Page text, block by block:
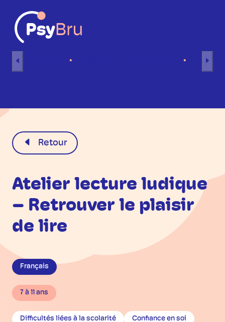
Retour
Atelier lecture ludique
– Retrouver le plaisir
de lire
Français
7 à 11 ans
Difficultés liées à la scolarité Confiance en soi